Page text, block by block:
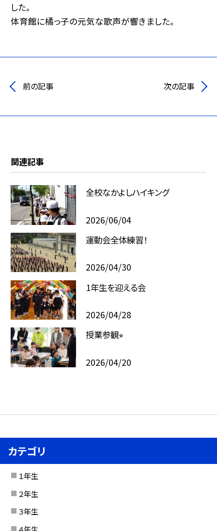
した。
体育館に橘っ子の元気な歌声が響きました。
前の記事 次の記事
関連記事
全校なかよしハイキング
2026/06/04
運動会全体練習！
2026/04/30
1年生を迎える会
2026/04/28
授業参観⭐︎
2026/04/20
カテゴリ
１年生
２年生
３年生